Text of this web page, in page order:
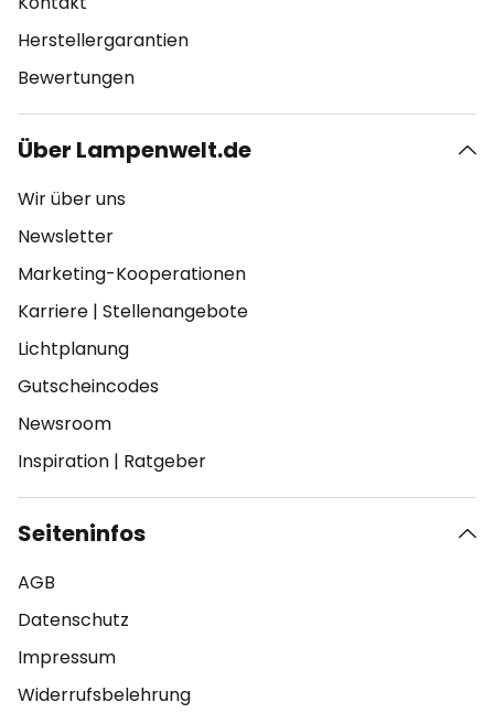
Herstellergarantien
Bewertungen
Über Lampenwelt.de
Wir über uns
Newsletter
Marketing-Kooperationen
Karriere | Stellenangebote
Lichtplanung
Gutscheincodes
Newsroom
Inspiration | Ratgeber
Seiteninfos
AGB
Datenschutz
Impressum
Widerrufsbelehrung